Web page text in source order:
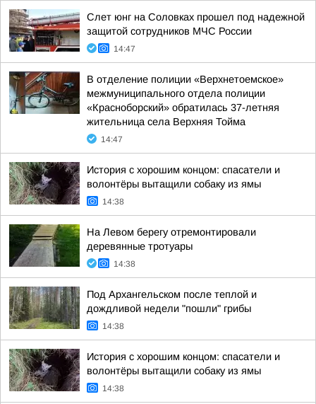
Слет юнг на Соловках прошел под надежной
защитой сотрудников МЧС России
14:47
В отделение полиции «Верхнетоемское»
межмуниципального отдела полиции
«Красноборский» обратилась 37-летняя
жительница села Верхняя Тойма
14:47
История с хорошим концом: спасатели и
волонтёры вытащили собаку из ямы
14:38
На Левом берегу отремонтировали
деревянные тротуары
14:38
Под Архангельском после теплой и
дождливой недели "пошли" грибы
14:38
История с хорошим концом: спасатели и
волонтёры вытащили собаку из ямы
14:38